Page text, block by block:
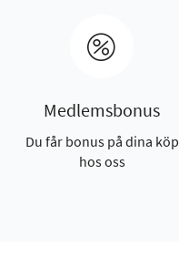
Medlemsbonus
Du får bonus på dina köp
hos oss